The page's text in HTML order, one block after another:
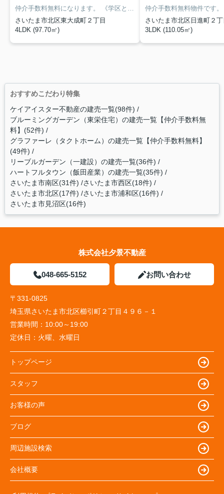
仲介手数料無料になります。 《学区と学校までの距離》
さいたま市立
さいたま市北区東大成町２丁目
4LDK (97.70㎡)
仲介手数料無料物件です。
さいたま市北区日進町２
3LDK (110.05㎡)
おすすめこだわり特集
ケイアイスター不動産の建売一覧(98件)
ブルーミングガーデン（東栄住宅）の建売一覧【仲介手数料無
料】(52件)
グラファーレ（タクトホーム）の建売一覧【仲介手数料無料】
(49件)
リーブルガーデン（一建設）の建売一覧(36件)
ハートフルタウン（飯田産業）の建売一覧(35件)
さいたま市南区(31件) さいたま市西区(18件)
さいたま市北区(17件) さいたま市浦和区(16件)
さいたま市見沼区(16件)
株式会社夕景不動産
048-665-5152 お問い合わせ
〒331-0825
埼玉県さいたま市北区櫛引町２丁目４９６－１
営業時間： 10:00～19:00
定休日： 火曜、水曜日
トップページ
スタッフ
お客様の声
ブログ
周辺施設検索
会社概要